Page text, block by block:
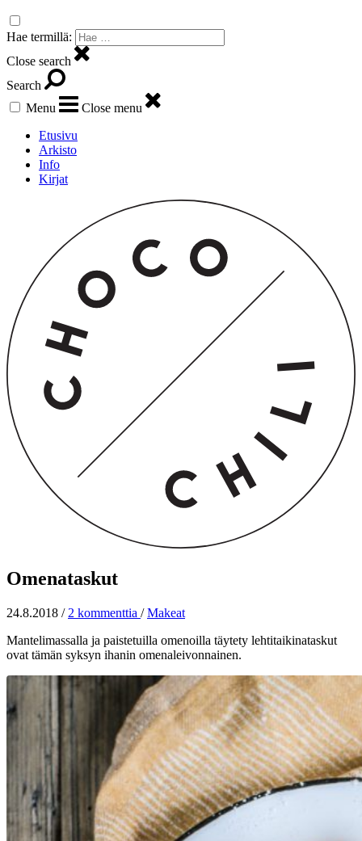
Hae termillä:
Close search
Search
Menu
Close menu
Etusivu
Arkisto
Info
Kirjat
Omenataskut
24.8.2018 / 2 kommenttia / Makeat
Mantelimassalla ja paistetuilla omenoilla täytety lehtitaikinataskut
ovat tämän syksyn ihanin omenaleivonnainen.